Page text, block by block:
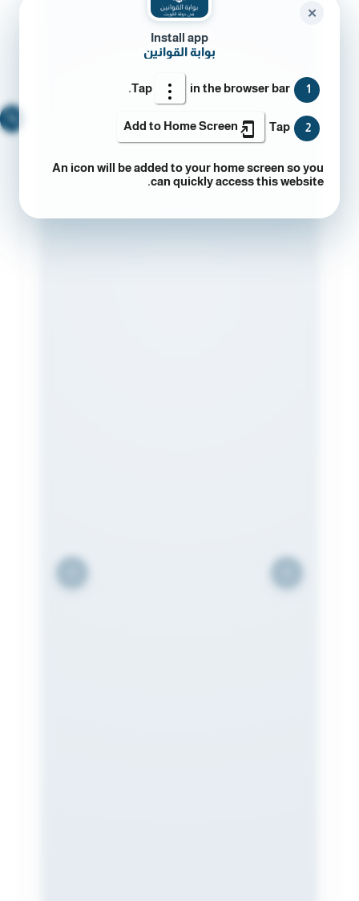
Install app
بوابة القوانين
1
Tap in the browser bar.
2
Tap
Add to Home Screen
An icon will be added to your home screen so you
can quickly access this website.
✕